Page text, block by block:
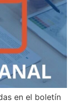
en el boletín